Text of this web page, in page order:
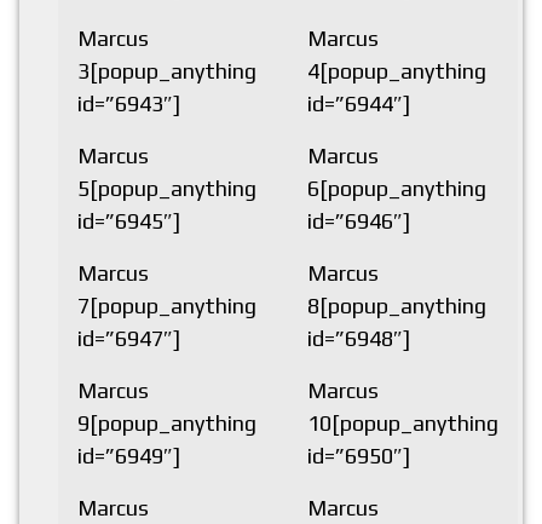
Marcus
3[popup_anything
id=”6943″]
Marcus
4[popup_anything
id=”6944″]
Marcus
5[popup_anything
id=”6945″]
Marcus
6[popup_anything
id=”6946″]
Marcus
7[popup_anything
id=”6947″]
Marcus
8[popup_anything
id=”6948″]
Marcus
9[popup_anything
id=”6949″]
Marcus
10[popup_anything
id=”6950″]
Marcus
Marcus